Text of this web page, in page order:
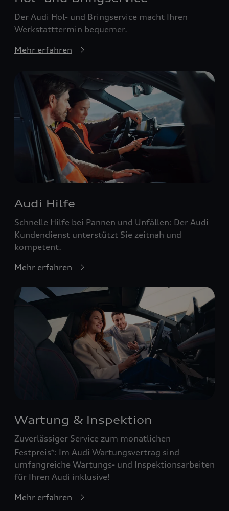
Der Audi Hol- und Bringservice macht Ihren
Werkstatttermin bequemer.
Mehr erfahren
Audi Hilfe
Schnelle Hilfe bei Pannen und Unfällen: Der Audi
Kundendienst unterstützt Sie zeitnah und
kompetent.
Mehr erfahren
Wartung & Inspektion
Zuverlässiger Service zum monatlichen
Festpreis6: Im Audi Wartungsvertrag sind
umfangreiche Wartungs- und Inspektionsarbeiten
für Ihren Audi inklusive!
Mehr erfahren